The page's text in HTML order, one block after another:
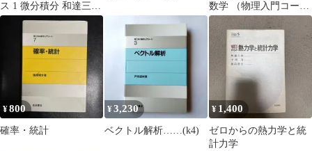
ス 1 微分積分 和達三樹
岩波書店
数学 （物理入門コー
ス） / 和達 三樹 / 岩波
書店
¥800
確率・統計
¥3,230
ベクトル解析……(k4)
¥ 1,400
ゼロからの熱力学と統
計力学